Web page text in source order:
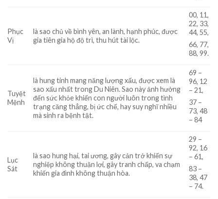
Phục
Vị
là sao chủ về bình yên, an lành, hạnh phúc, được
gia tiên gia hộ độ trì, thu hút tài lộc.
00, 11,
22, 33,
44, 55,
66, 77,
88, 99.
Tuyệt
Mệnh
là hung tinh mang năng lượng xấu, được xem là
sao xấu nhất trong Du Niên. Sao này ảnh hưởng
đến sức khỏe khiến con người luôn trong tình
trạng căng thẳng, bị ức chế, hay suy nghĩ nhiều
mà sinh ra bệnh tật.
69 –
96, 12
– 21,
37 –
73, 48
– 84
Lục
Sát
là sao hung hại, tai ương, gây cản trở khiến sự
nghiệp không thuận lợi, gây tranh chấp, va chạm
khiến gia đình không thuận hòa.
29 –
92, 16
– 61,
83 –
38, 47
– 74.